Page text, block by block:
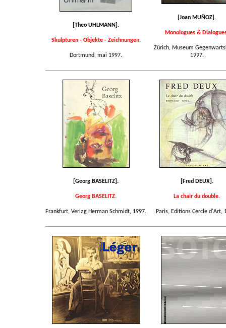
[Theo UHLMANN].
Skulpturen - Objekte - Zeichnungen.
Dortmund, mai 1997.
[Joan MUÑOZ].
Monologues &
Zürich, Museum
1997.
[Georg BASELITZ].
Georg BASELITZ.
Frankfurt, Verlag Herman Schmidt, 1997.
[Fred DEUX].
La chair du double.
Paris, Editions Cercle d'Art,